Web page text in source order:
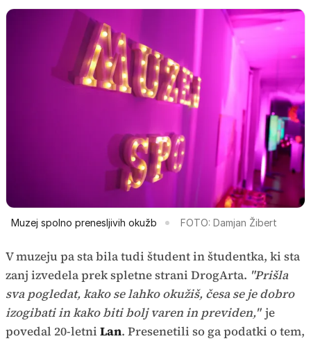
Muzej spolno prenesljivih okužb FOTO: Damjan Žibert
V muzeju pa sta bila tudi študent in študentka, ki sta
zanj izvedela prek spletne strani DrogArta. "Prišla
sva pogledat, kako se lahko okužiš, česa se je dobro
izogibati in kako biti bolj varen in previden," je
povedal 20-letni Lan. Presenetili so ga podatki o tem,